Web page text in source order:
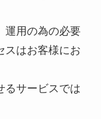
運用の為の必要
スはお客様にお
るサービスでは